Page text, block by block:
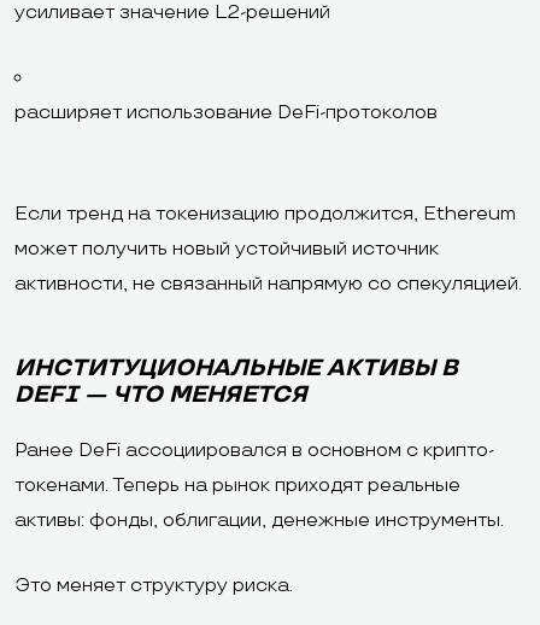
усиливает значение L2-решений
расширяет использование DeFi-протоколов
Если тренд на токенизацию продолжится, Ethereum
может получить новый устойчивый источник
активности, не связанный напрямую со спекуляцией.
ИНСТИТУЦИОНАЛЬНЫЕ АКТИВЫ В
DEFI — ЧТО МЕНЯЕТСЯ
Ранее DeFi ассоциировался в основном с крипто-
токенами. Теперь на рынок приходят реальные
активы: фонды, облигации, денежные инструменты.
Это меняет структуру риска.